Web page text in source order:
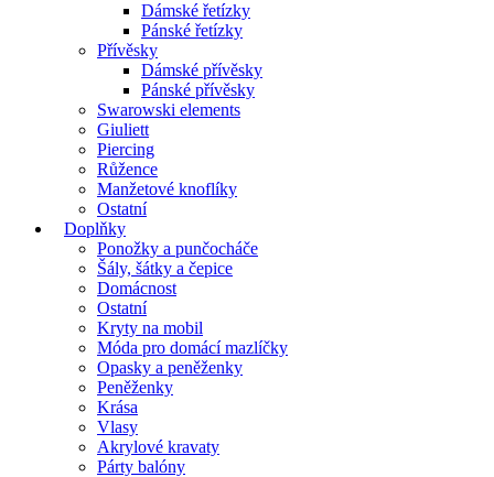
Dámské řetízky
Pánské řetízky
Přívěsky
Dámské přívěsky
Pánské přívěsky
Swarowski elements
Giuliett
Piercing
Růžence
Manžetové knoflíky
Ostatní
Doplňky
Ponožky a punčocháče
Šály, šátky a čepice
Domácnost
Ostatní
Kryty na mobil
Móda pro domácí mazlíčky
Opasky a peněženky
Peněženky
Krása
Vlasy
Akrylové kravaty
Párty balóny